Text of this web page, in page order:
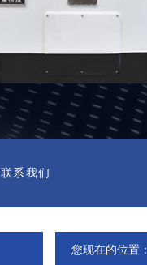
联系我们
您现在的位置：